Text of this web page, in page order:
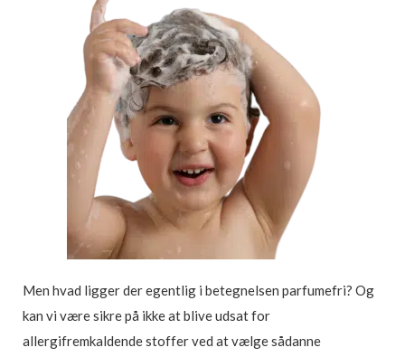
Men hvad ligger der egentlig i betegnelsen parfumefri? Og
kan vi være sikre på ikke at blive udsat for
allergifremkaldende stoffer ved at vælge sådanne